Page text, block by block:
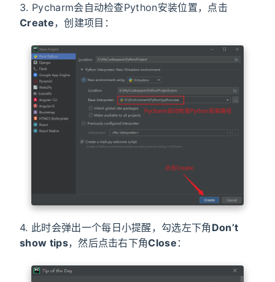
3. Pycharm会自动检查Python安装位置，点击
Create，创建项目：
4. 此时会弹出一个每日小提醒，勾选左下角 Don’t
show tips，然后点击右下角Close ：